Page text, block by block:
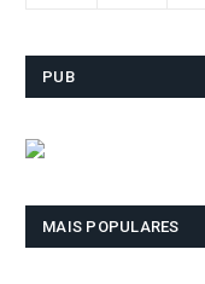
PUB
MAIS POPULARES